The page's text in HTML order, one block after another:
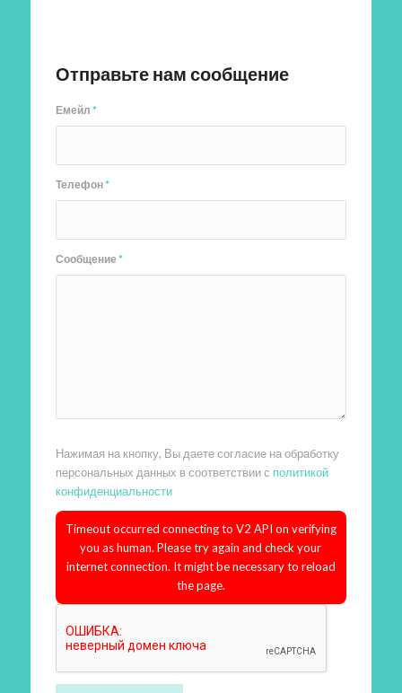
Отправьте нам сообщение
Емейл*
Телефон*
Сообщение*
Нажимая на кнопку, Вы даете согласие на обработку
персональных данных в соответствии с политикой
конфиденциальности
Timeout occurred connecting to V2 API on verifying
you as human. Please try again and check your
internet connection. It might be necessary to reload
the page.